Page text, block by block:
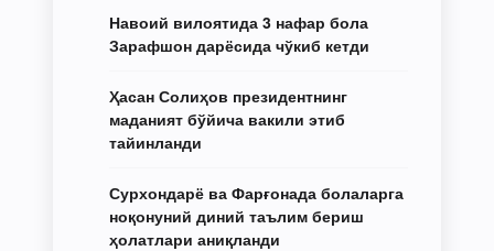
Навоий вилоятида 3 нафар бола
Зарафшон дарёсида чўкиб кетди
Ҳасан Солиҳов президентнинг
маданият бўйича вакили этиб
тайинланди
Сурхондарё ва Фарғонада болаларга
ноқонуний диний таълим бериш
ҳолатлари аниқланди